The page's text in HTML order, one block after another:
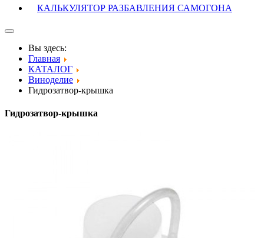
КАЛЬКУЛЯТОР РАЗБАВЛЕНИЯ САМОГОНА
Вы здесь:
Главная
КАТАЛОГ
Виноделие
Гидрозатвор-крышка
Гидрозатвор-крышка